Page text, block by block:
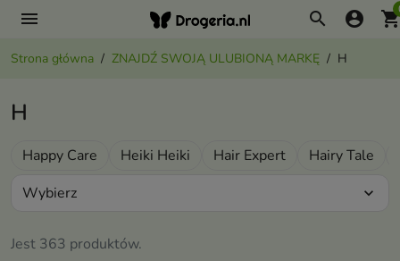
menu search account_circle
Strona główna ZNAJDŹ SWOJĄ ULUBIONĄ MARKĘ H
H
Happy Care Heiki Heiki Hair Expert Hairy Tale
Jest 363 produktów.
Wybierz expand_more